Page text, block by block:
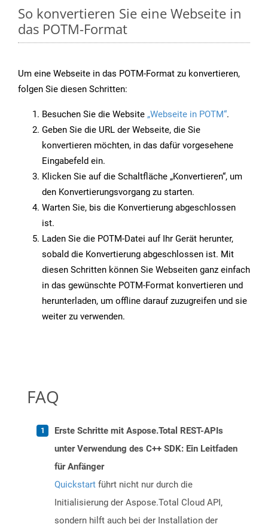
So konvertieren Sie eine Webseite in
das POTM-Format
Um eine Webseite in das POTM-Format zu konvertieren,
folgen Sie diesen Schritten:
Besuchen Sie die Website „Webseite in POTM“.
Geben Sie die URL der Webseite, die Sie
konvertieren möchten, in das dafür vorgesehene
Eingabefeld ein.
Klicken Sie auf die Schaltfläche „Konvertieren“, um
den Konvertierungsvorgang zu starten.
Warten Sie, bis die Konvertierung abgeschlossen
ist.
Laden Sie die POTM-Datei auf Ihr Gerät herunter,
sobald die Konvertierung abgeschlossen ist. Mit
diesen Schritten können Sie Webseiten ganz einfach
in das gewünschte POTM-Format konvertieren und
herunterladen, um offline darauf zuzugreifen und sie
weiter zu verwenden.
FAQ
Erste Schritte mit Aspose.Total REST-APIs
unter Verwendung des C++ SDK: Ein Leitfaden
für Anfänger
Quickstart führt nicht nur durch die
Initialisierung der Aspose.Total Cloud API,
sondern hilft auch bei der Installation der